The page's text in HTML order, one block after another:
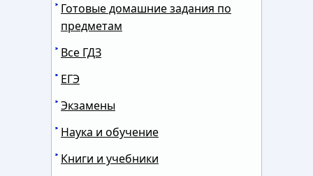
Готовые домашние задания по
предметам
Все ГДЗ
ЕГЭ
Экзамены
Наука и обучение
Книги и учебники